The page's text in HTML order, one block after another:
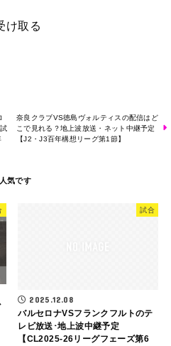
け取る
奈良クラブVS徳島ヴォルティスの配信はど
こで見れる？地上波放送・ネット中継予定
【J2・J3百年構想リーグ第1節】
試合
2025.12.08
バルセロナVSフランクフルトのテ
レビ放送･地上波中継予定
【CL2025-26リーグフェーズ第6